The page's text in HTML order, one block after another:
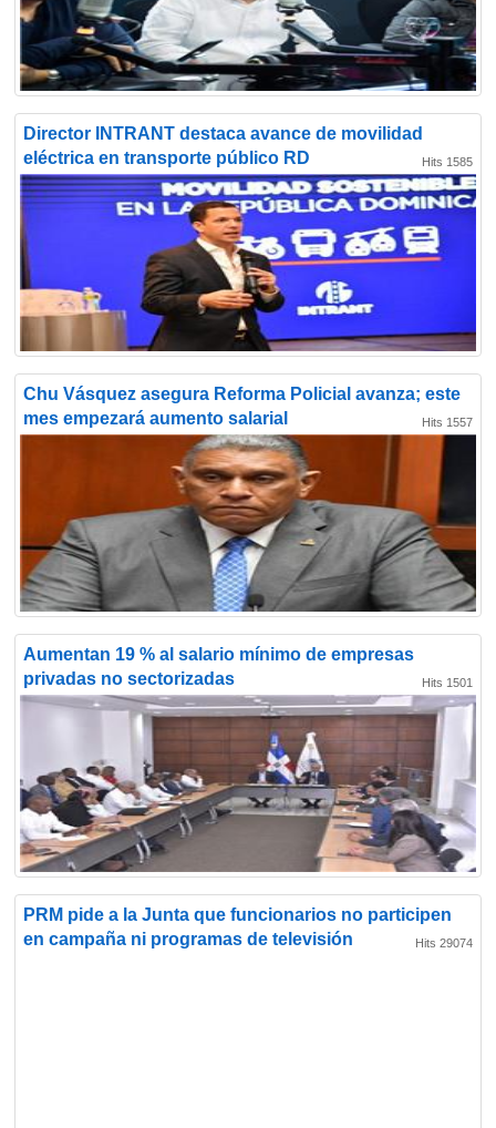
Director INTRANT destaca avance de movilidad
eléctrica en transporte público RD
Hits 1585
Chu Vásquez asegura Reforma Policial avanza; este
mes empezará aumento salarial
Hits 1557
Aumentan 19 % al salario mínimo de empresas
privadas no sectorizadas
Hits 1501
PRM pide a la Junta que funcionarios no participen
en campaña ni programas de televisión
Hits 29074